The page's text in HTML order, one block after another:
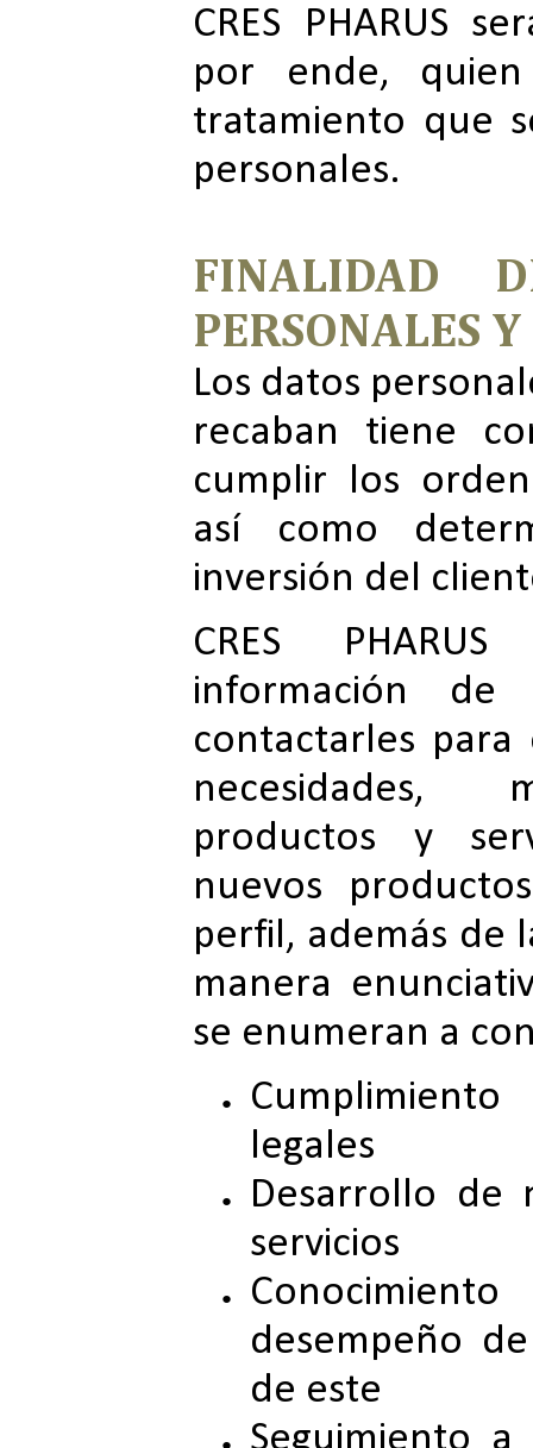
CRES PHARUS
por ende,
tratamiento que
personales.
FINALIDAD
PERSONALES
Los datos
recaban tiene
cumplir los
así como
inversión del
CRES
información de
contactarles
necesidades,
productos y
nuevos
perfil, además de
manera
se enumeran a
legales
Desarrollo de
servicios
desempeño
de este